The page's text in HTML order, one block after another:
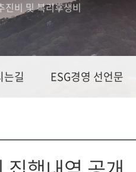
진비 및 복리후생비
는길 ESG경영 선언문